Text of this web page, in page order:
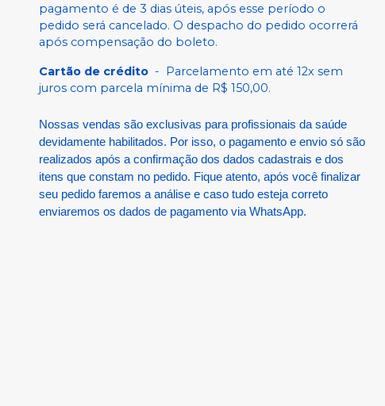
pagamento é de 3 dias úteis, após esse período o
pedido será cancelado. O despacho do pedido ocorrerá
após compensação do boleto.
Cartão de crédito - Parcelamento em até 12x sem
juros com parcela mínima de R$ 150,00.
Nossas vendas são exclusivas para profissionais da saúde
devidamente habilitados. Por isso, o pagamento e envio só são
realizados após a confirmação dos dados cadastrais e dos
itens que constam no pedido. Fique atento, após você finalizar
seu pedido faremos a análise e caso tudo esteja correto
enviaremos os dados de pagamento via WhatsApp.